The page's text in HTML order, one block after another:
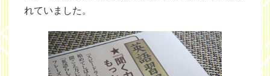
れていました。